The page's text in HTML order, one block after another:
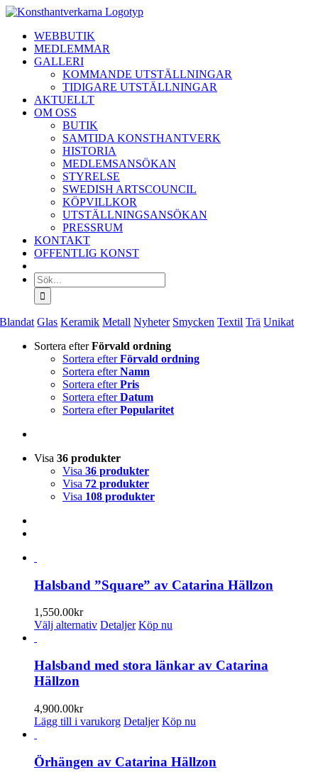
Fortsätt
innehålletWEBBUTIK
MEDLEMMAR
GALLERI
KOMMANDE UTSTÄLLNINGAR
TIDIGARE UTSTÄLLNINGAR
AKTUELLT
OM OSS
BUTIK
SAMTIDA KONSTHANTVERK
HISTORIA
MEDLEMSANSÖKAN
STYRELSE
SWEDISH ARTSCOUNCIL
KÖPVILLKOR
UTSTÄLLNINGSANSÖKAN
PRESSRUM
KONTAKT
OFFENTLIG KONST
Sök
efter:
Blandat Glas Keramik Metall Nyheter Smycken Textil Trä Unikat
Sortera efterFörvald ordning
Sortera efterFörvald ordning
Sortera efterNamn
Sortera efterPris
Sortera efterDatum
Sortera efterPopularitet
Visa 36 produkter
Visa 36 produkter
Visa 72 produkter
Visa 108 produkter
Halsband ”Square” av Catarina Hällzon
1,550.00kr
Välj alternativ Den
har
flera
alternativen
på
Detaljer Köp nu
Halsband med stora länkar av Catarina
Hällzon
4,900.00kr
Lägg till i varukorg Detaljer Köp nu
Örhängen av Catarina Hällzon